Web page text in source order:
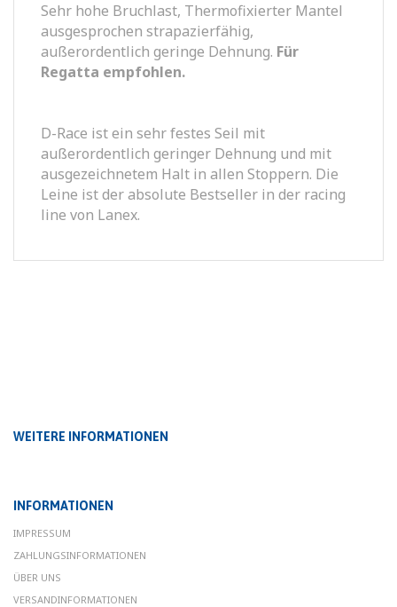
Sehr hohe Bruchlast, Thermofixierter Mantel
ausgesprochen strapazierfähig,
außerordentlich geringe Dehnung. Für
Regatta empfohlen.
D-Race ist ein sehr festes Seil mit
außerordentlich geringer Dehnung und mit
ausgezeichnetem Halt in allen Stoppern. Die
Leine ist der absolute Bestseller in der racing
line von Lanex.
WEITERE INFORMATIONEN
INFORMATIONEN
IMPRESSUM
ZAHLUNGSINFORMATIONEN
ÜBER UNS
VERSANDINFORMATIONEN